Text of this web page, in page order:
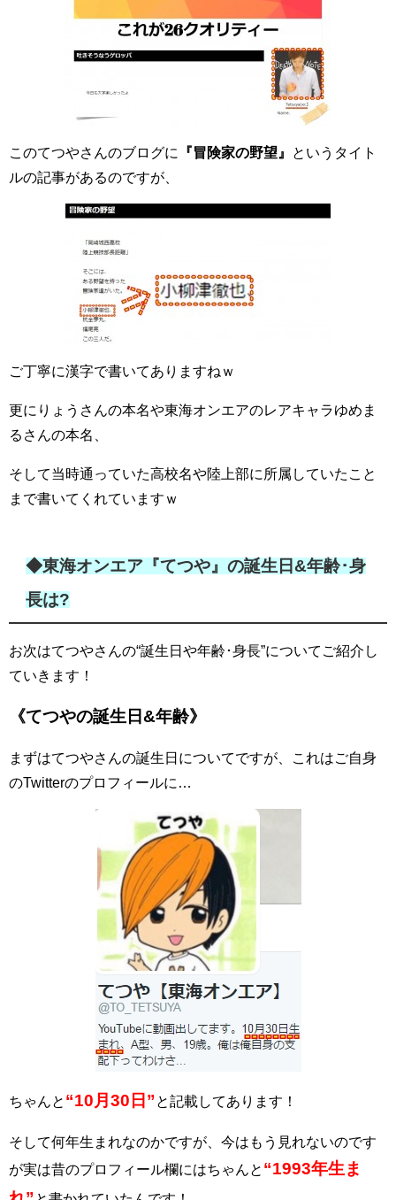
このてつやさんのブログに 『冒険家の野望』
というタイト
ルの記事があるのですが、
ご丁寧に漢字で書いてありますねｗ
更にりょうさんの本名や東海オンエアのレアキャラゆめま
るさんの本名、
そして当時通っていた高校名や陸上部に所属していたこと
まで書いてくれていますｗ
◆東海オンエア『てつや』の誕生日&年齢･身
長は?
お次はてつやさんの“誕生日や年齢･身長”についてご紹介し
ていきます！
《てつやの誕生日&年齢》
まずはてつやさんの誕生日についてですが、これはご自身
のTwitterのプロフィールに…
ちゃんと “10月30日” と記載してあります！
そして何年生まれなのかですが、今はもう見れないのです
が実は昔のプロフィール欄にはちゃんと “1993年生ま